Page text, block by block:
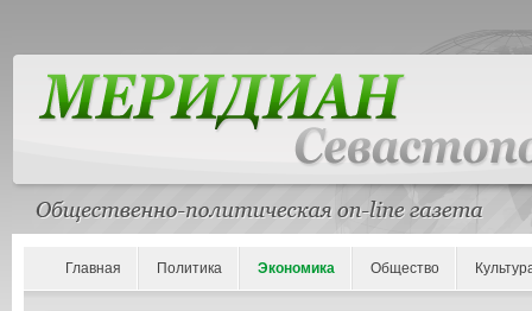
Главная Политика Экономика Общество